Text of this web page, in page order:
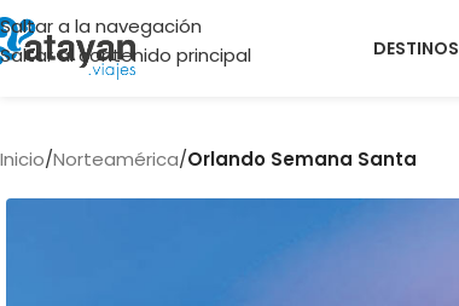
Saltar a la navegación
Saltar al contenido principal
DESTINOS
Inicio/Norteamérica/Orlando Semana Santa